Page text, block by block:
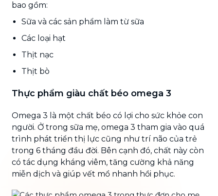
bao gồm:
Sữa và các sản phẩm làm từ sữa
Các loại hạt
Thịt nạc
Thịt bò
Thực phẩm giàu chất béo omega 3
Omega 3 là một chất béo có lợi cho sức khỏe con
người. Ở trong sữa mẹ, omega 3 tham gia vào quá
trình phát triển thị lực cũng như trí não của trẻ
trong 6 tháng đầu đời. Bên cạnh đó, chất này còn
có tác dụng kháng viêm, tăng cường khả năng
miễn dịch và giúp vết mổ nhanh hồi phục.